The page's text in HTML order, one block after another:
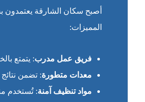
أصبح سكان الشارقة
المميزات:
فريق عمل مدرب: يتمتع
معدات متطورة: تضمن
مواد تنظيف آمنة: تُستخدم